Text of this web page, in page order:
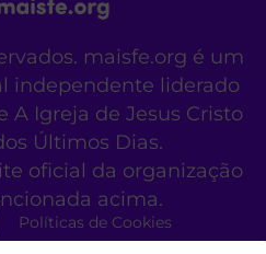
maisfe.org é um
independente liderado
A Igreja de Jesus Cristo
Últimos Dias.
oficial da organização
acima.
Políticas de Cookies